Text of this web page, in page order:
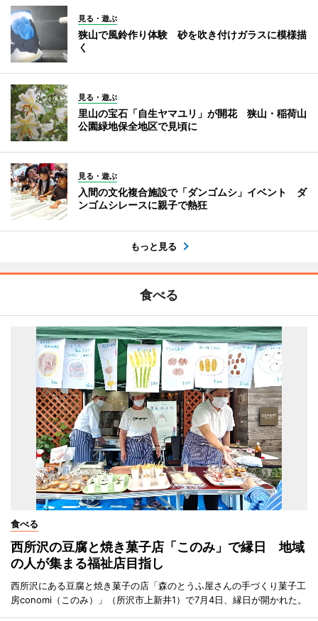
見る・遊ぶ
狭山で風鈴作り体験 砂を吹き付けガラスに模様描
く
見る・遊ぶ
里山の宝石「自生ヤマユリ」が開花 狭山・稲荷山
公園緑地保全地区で見頃に
見る・遊ぶ
入間の文化複合施設で「ダンゴムシ」イベント ダ
ンゴムシレースに親子で熱狂
もっと見る
食べる
食べる
西所沢の豆腐と焼き菓子店「このみ」で縁日 地域
の人が集まる福祉店目指し
西所沢にある豆腐と焼き菓子の店「森のとうふ屋さんの手づくり菓子工
房conomi（このみ）」（所沢市上新井1）で7月4日、縁日が開かれた。